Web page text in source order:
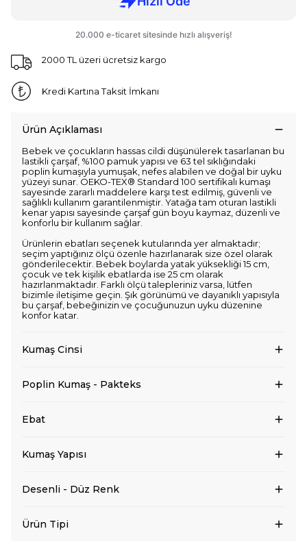
2000 TL üzeri ücretsiz kargo
Kredi Kartına Taksit İmkanı
Ürün Açıklaması
Bebek ve çocukların hassas cildi düşünülerek tasarlanan bu
lastikli çarşaf, %100 pamuk yapısı ve 63 tel sıklığındaki
poplin kumaşıyla yumuşak, nefes alabilen ve doğal bir uyku
yüzeyi sunar. OEKO-TEX® Standard 100 sertifikalı kumaşı
sayesinde zararlı maddelere karşı test edilmiş, güvenli ve
sağlıklı kullanım garantilenmiştir. Yatağa tam oturan lastikli
kenar yapısı sayesinde çarşaf gün boyu kaymaz, düzenli ve
konforlu bir kullanım sağlar.
Ürünlerin ebatları seçenek kutularında yer almaktadır;
seçim yaptığınız ölçü özenle hazırlanarak size özel olarak
gönderilecektir. Bebek boylarda yatak yüksekliği 15 cm,
çocuk ve tek kişilik ebatlarda ise 25 cm olarak
hazırlanmaktadır. Farklı ölçü talepleriniz varsa, lütfen
bizimle iletişime geçin. Şık görünümü ve dayanıklı yapısıyla
bu çarşaf, bebeğinizin ve çocuğunuzun uyku düzenine
konfor katar.
Kumaş Cinsi
Poplin Kumaş - Pakteks
Ebat
Kumaş Yapısı
Desenli - Düz Renk
Ürün Tipi